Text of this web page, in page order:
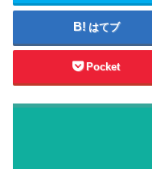
はてブ
Pocket